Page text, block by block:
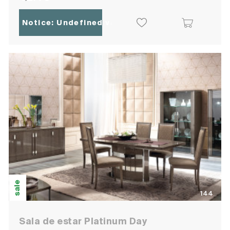
Notice: Undefined variable:
sale 144
Sala de estar Platinum Day